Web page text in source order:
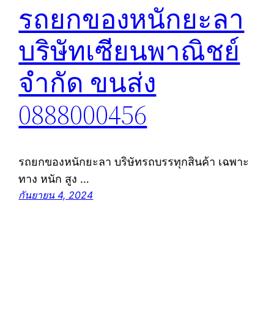
รถยกของหนักยะลา
บริษัทเซียนพาณิชย์
จำกัด ขนส่ง
0888000456
รถยกของหนักยะลา บริษัทรถบรรทุกสินค้า เฉพาะ
ทาง หนัก สูง …
กันยายน 4, 2024